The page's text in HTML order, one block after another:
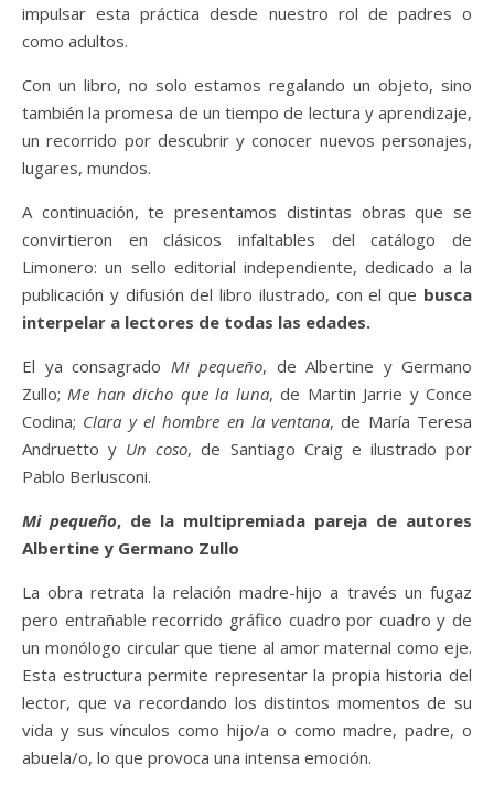
impulsar esta práctica desde nuestro rol de padres o
como adultos.
Con un libro, no solo estamos regalando un objeto, sino
también la promesa de un tiempo de lectura y aprendizaje,
un recorrido por descubrir y conocer nuevos personajes,
lugares, mundos.
A continuación, te presentamos distintas obras que se
convirtieron en clásicos infaltables del catálogo de
Limonero: un sello editorial independiente, dedicado a la
publicación y difusión del libro ilustrado, con el que busca
interpelar a lectores de todas las edades.
El ya consagrado Mi pequeño, de Albertine y Germano
Zullo; Me han dicho que la luna, de Martin Jarrie y Conce
Codina; Clara y el hombre en la ventana, de María Teresa
Andruetto y Un coso, de Santiago Craig e ilustrado por
Pablo Berlusconi.
Mi pequeño, de la multipremiada pareja de autores
Albertine y Germano Zullo
La obra retrata la relación madre-hijo a través un fugaz
pero entrañable recorrido gráfico cuadro por cuadro y de
un monólogo circular que tiene al amor maternal como eje.
Esta estructura permite representar la propia historia del
lector, que va recordando los distintos momentos de su
vida y sus vínculos como hijo/a o como madre, padre, o
abuela/o, lo que provoca una intensa emoción.